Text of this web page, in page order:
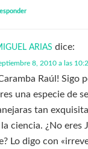
ARIAS dice:
8, 2010 a las
Raúl! Sigo
una especie de
tan
la ciencia. ¿No eres
Lo digo con